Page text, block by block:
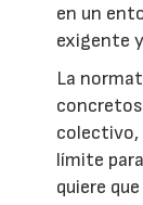
en un
exigente
La
colectivo,
límite
quiere